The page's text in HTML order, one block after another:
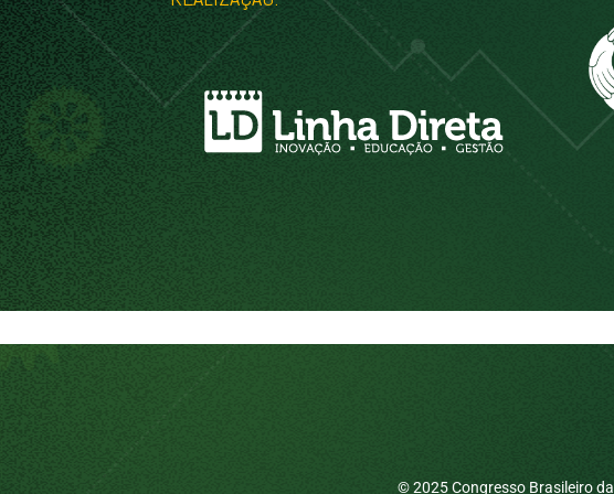
© 2025 Congresso Brasileiro